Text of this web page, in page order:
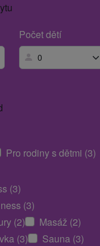
Počet dětí
Pro rodiny s dětmi (3)
(3)
(3)
(2)
Masáž (2)
(3)
Sauna (3)